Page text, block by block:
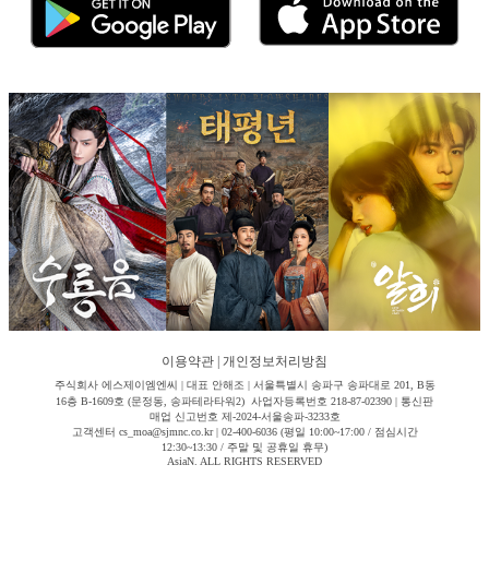
이용약관 개인정보처리방침
주식회사 에스제이엠엔씨 | 대표 안해조 | 서울특별시 송파구 송파대로 201, B동
16층 B-1609호 (문정동, 송파테라타워2) 사업자등록번호 218-87-02390 | 통신판
매업 신고번호 제-2024-서울송파-3233호
고객센터 cs_moa@sjmnc.co.kr | 02-400-6036 (평일 10:00~17:00 / 점심시간
12:30~13:30 / 주말 및 공휴일 휴무)
AsiaN. ALL RIGHTS RESERVED